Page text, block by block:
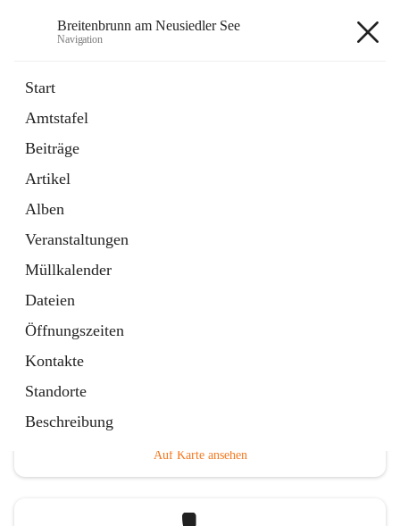
Breitenbrunn am Neusiedler See
Navigation
Start
Amtstafel
Beiträge
Artikel
Alben
Veranstaltungen
Müllkalender
Dateien
Öffnungszeiten
Kontakte
Standorte
Beschreibung
18 Schnellzugriffe
Gemeindeservice
Auf Karte ansehen